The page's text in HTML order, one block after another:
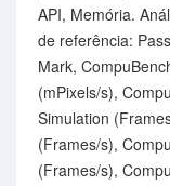
API, Memória.
de referência:
Mark,
(mPixels/s),
Simulation
(Frames/s),
(Frames/s),